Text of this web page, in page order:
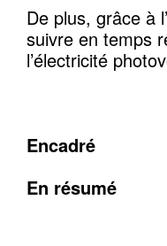
De plus, grâce à
suivre en temps
l’électricité
Encadré
En résumé